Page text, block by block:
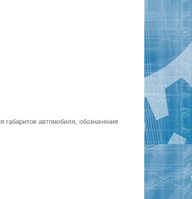
автомобиля, обозначения